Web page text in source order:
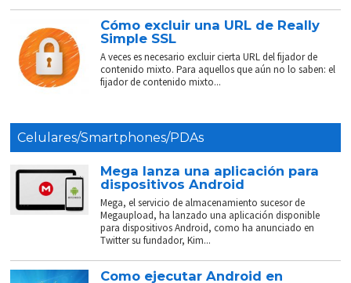
Cómo excluir una URL de Really
Simple SSL
A veces es necesario excluir cierta URL del fijador de
contenido mixto. Para aquellos que aún no lo saben: el
fijador de contenido mixto...
Celulares/Smartphones/PDAs
Mega lanza una aplicación para
dispositivos Android
Mega, el servicio de almacenamiento sucesor de
Megaupload, ha lanzado una aplicación disponible
para dispositivos Android, como ha anunciado en
Twitter su fundador, Kim...
Como ejecutar Android en